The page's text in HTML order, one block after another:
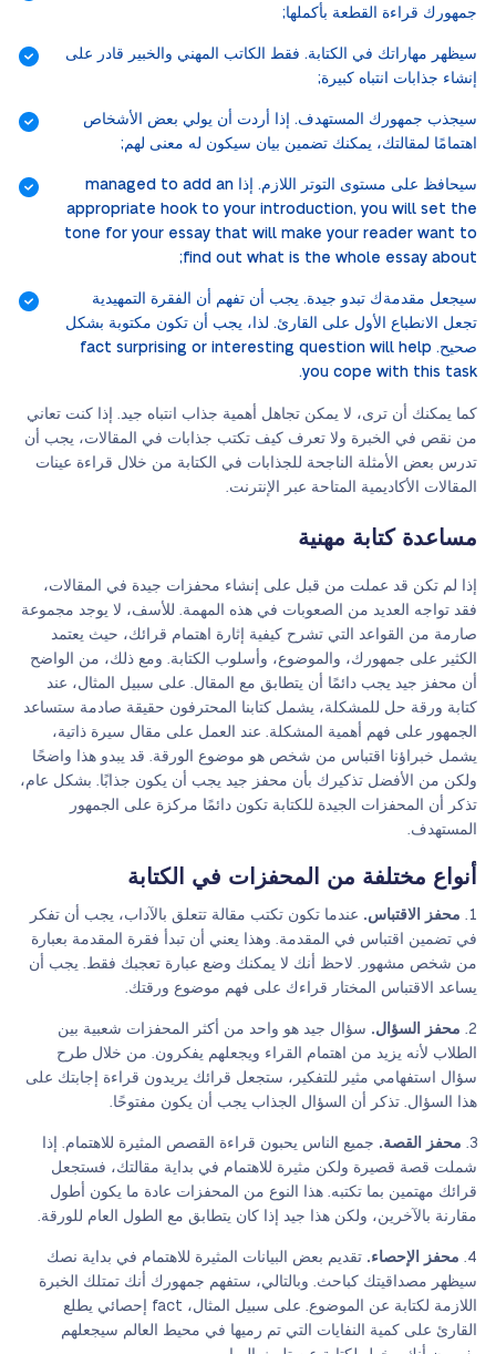
جمهورك قراءة القطعة بأكملها;
سيظهر مهاراتك في الكتابة. فقط الكاتب المهني والخبير قادر على
إنشاء جذابات انتباه كبيرة;
سيجذب جمهورك المستهدف. إذا أردت أن يولي بعض الأشخاص
اهتمامًا لمقالتك، يمكنك تضمين بيان سيكون له معنى لهم;
سيحافظ على مستوى التوتر اللازم. إذا managed to add an
appropriate hook to your introduction, you will set the
tone for your essay that will make your reader want to
find out what is the whole essay about;
سيجعل مقدمةك تبدو جيدة. يجب أن تفهم أن الفقرة التمهيدية
تجعل الانطباع الأول على القارئ. لذا، يجب أن تكون مكتوبة بشكل
صحيح. fact surprising or interesting question will help
you cope with this task.
كما يمكنك أن ترى، لا يمكن تجاهل أهمية جذاب انتباه جيد. إذا كنت تعاني
من نقص في الخبرة ولا تعرف كيف تكتب جذابات في المقالات، يجب أن
تدرس بعض الأمثلة الناجحة للجذابات في الكتابة من خلال قراءة عينات
المقالات الأكاديمية المتاحة عبر الإنترنت.
مساعدة كتابة مهنية
إذا لم تكن قد عملت من قبل على إنشاء محفزات جيدة في المقالات،
فقد تواجه العديد من الصعوبات في هذه المهمة. للأسف، لا يوجد مجموعة
صارمة من القواعد التي تشرح كيفية إثارة اهتمام قرائك، حيث يعتمد
الكثير على جمهورك، والموضوع، وأسلوب الكتابة. ومع ذلك، من الواضح
أن محفز جيد يجب دائمًا أن يتطابق مع المقال. على سبيل المثال، عند
كتابة ورقة حل للمشكلة، يشمل كتابنا المحترفون حقيقة صادمة ستساعد
الجمهور على فهم أهمية المشكلة. عند العمل على مقال سيرة ذاتية،
يشمل خبراؤنا اقتباس من شخص هو موضوع الورقة. قد يبدو هذا واضحًا
ولكن من الأفضل تذكيرك بأن محفز جيد يجب أن يكون جذابًا. بشكل عام،
تذكر أن المحفزات الجيدة للكتابة تكون دائمًا مركزة على الجمهور
المستهدف.
أنواع مختلفة من المحفزات في الكتابة
محفز الاقتباس. عندما تكون تكتب مقالة تتعلق بالآداب، يجب أن تفكر
في تضمين اقتباس في المقدمة. وهذا يعني أن تبدأ فقرة المقدمة بعبارة
من شخص مشهور. لاحظ أنك لا يمكنك وضع عبارة تعجبك فقط. يجب أن
يساعد الاقتباس المختار قراءك على فهم موضوع ورقتك.
محفز السؤال. سؤال جيد هو واحد من أكثر المحفزات شعبية بين
الطلاب لأنه يزيد من اهتمام القراء ويجعلهم يفكرون. من خلال طرح
سؤال استفهامي مثير للتفكير، ستجعل قرائك يريدون قراءة إجابتك على
هذا السؤال. تذكر أن السؤال الجذاب يجب أن يكون مفتوحًا.
محفز القصة. جميع الناس يحبون قراءة القصص المثيرة للاهتمام. إذا
شملت قصة قصيرة ولكن مثيرة للاهتمام في بداية مقالتك، فستجعل
قرائك مهتمين بما تكتبه. هذا النوع من المحفزات عادة ما يكون أطول
مقارنة بالآخرين، ولكن هذا جيد إذا كان يتطابق مع الطول العام للورقة.
محفز الإحصاء. تقديم بعض البيانات المثيرة للاهتمام في بداية نصك
سيظهر مصداقيتك كباحث. وبالتالي، ستفهم جمهورك أنك تمتلك الخبرة
اللازمة لكتابة عن الموضوع. على سبيل المثال، fact إحصائي يطلع
القارئ على كمية النفايات التي تم رميها في محيط العالم سيجعلهم